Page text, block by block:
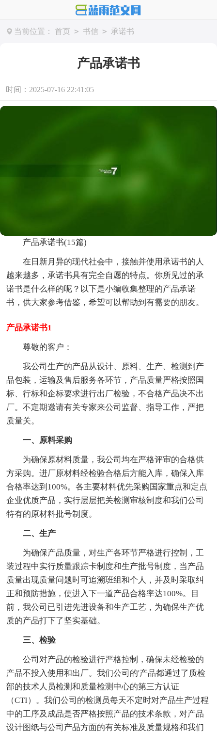
当前位置： 首页 > 书信 > 承诺书
产品承诺书
时间：2025-07-16 22:41:05
产品承诺书(15篇)
在日新月异的现代社会中，接触并使用承诺书的人
越来越多，承诺书具有完全自愿的特点。你所见过的承
诺书是什么样的呢？以下是小编收集整理的产品承诺
书，供大家参考借鉴，希望可以帮助到有需要的朋友。
产品承诺书1
尊敬的客户：
我公司生产的产品从设计、原料、生产、检测到产
品包装，运输及售后服务各环节，产品质量严格按照国
标、行标和企标要求进行出厂检验，不合格产品决不出
厂。不定期邀请有关专家来公司监督、指导工作，严把
质量关。
一、原料采购
为确保原材料质量，我公司均在严格评审的合格供
方采购。进厂原材料经检验合格后方能入库，确保入库
合格率达到100%。各主要材料优先采购国家重点和定点
企业优质产品，实行层层把关检测审核制度和我们公司
特有的原材料批号制度。
二、生产
为确保产品质量，对生产各环节严格进行控制，工
装过程中实行质量跟踪卡制度和生产批号制度，当产品
质量出现质量问题时可追溯班组和个人，并及时采取纠
正和预防措施，使进入下一道产品合格率达100%。目
前，我公司已引进先进设备和生产工艺，为确保生产优
质的产品打下了坚实基础。
三、检验
公司对产品的检验进行严格控制，确保未经检验的
产品不投入使用和出厂。我们公司的'产品都通过了质检
部的技术人员检测和质量检测中心的第三方认证
（CTI）。我们公司的检测员每天不定时对产品生产过程
中的工序及成品是否严格按照产品的技术条款，对产品
设计图纸与公司产品方面的有关标准及质量规格和我们